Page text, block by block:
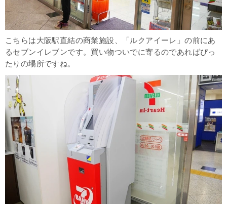
こちらは大阪駅直結の商業施設、「ルクアイーレ」の前にあ
るセブンイレブンです。買い物ついでに寄るのであればぴっ
たりの場所ですね。